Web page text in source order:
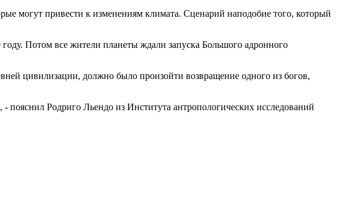
могут привести к изменениям климата. Сценарий наподобие того, который
году. Потом все жители планеты ждали запуска Большого адронного
цивилизации, должно было произойти возвращение одного из богов,
пояснил Родриго Льендо из Института антропологических исследований